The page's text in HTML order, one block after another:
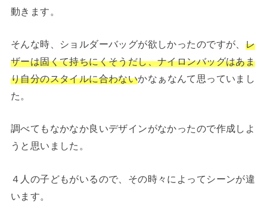
動きます。
そんな時、ショルダーバッグが欲しかったのですが、 レ
ザーは固くて持ちにくそうだし、ナイロンバッグはあま
り自分のスタイルに合わないかなぁなんて思っていまし
た。
調べてもなかなか良いデザインがなかったので作成しよ
うと思いました。
４人の子どもがいるので、その時々によってシーンが違
います。